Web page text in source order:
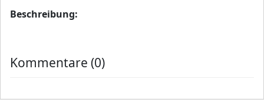
Beschreibung:
Kommentare (0)